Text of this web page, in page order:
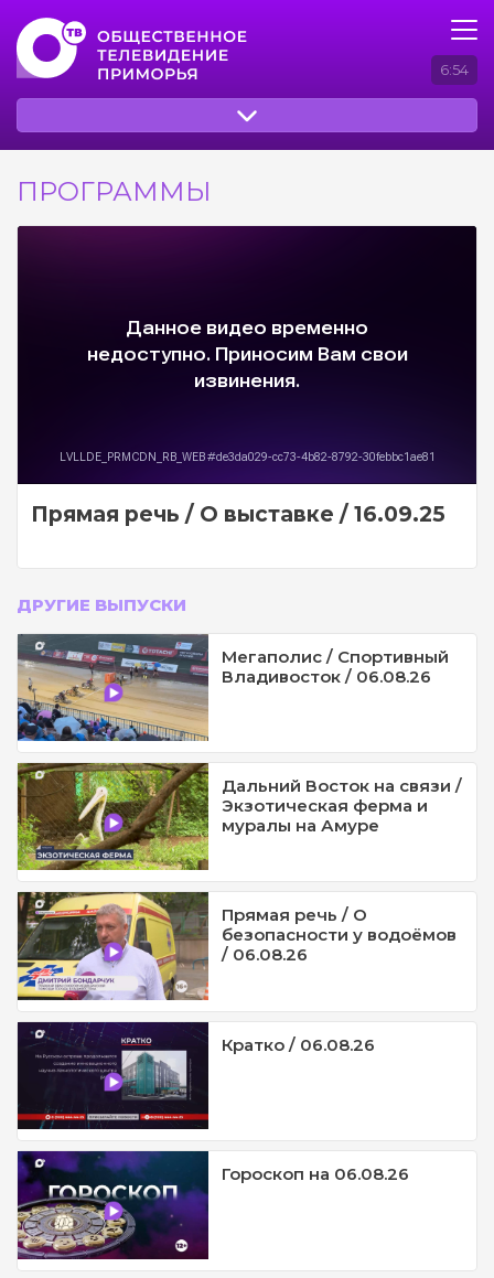
6:54
ПРОГРАММЫ
Прямая речь / О выставке / 16.09.25
ДРУГИЕ ВЫПУСКИ
Мегаполис / Спортивный
Владивосток / 06.08.26
Дальний Восток на связи /
Экзотическая ферма и
муралы на Амуре
Прямая речь / О
безопасности у водоёмов
/ 06.08.26
Кратко / 06.08.26
Гороскоп на 06.08.26